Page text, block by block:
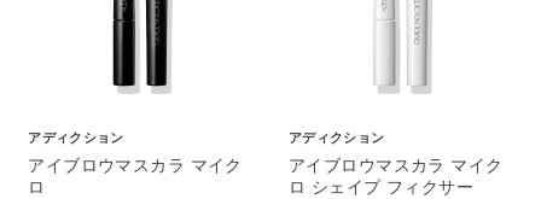
アディクション
アイブロウマスカラ マイク
ロ
アディクション
アイブロウマスカラ マイク
ロ シェイプ フィクサー